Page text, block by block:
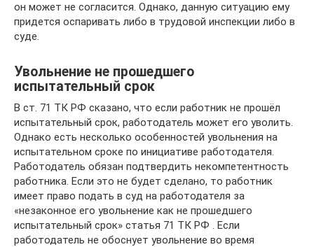
он может не согласится. Однако, данную ситуацию ему
придется оспаривать либо в трудовой инспекции либо в
суде.
Увольнение не прошедшего
испытательный срок
В ст. 71 ТК РФ сказано, что если работник не прошёл
испытательный срок, работодатель может его уволить.
Однако есть несколько особенностей увольнения на
испытательном сроке по инициативе работодателя.
Работодатель обязан подтвердить некомпетентность
работника. Если это не будет сделано, то работник
имеет право подать в суд на работодателя за
«незаконное его увольнение как не прошедшего
испытательный срок» статья 71 ТК РФ . Если
работодатель не обоснует увольнение во время